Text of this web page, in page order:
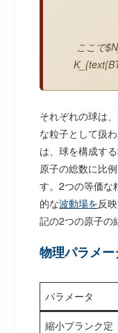
ここで
それぞれの球は
な粒子として扱
は、球を構成す
原子の総数に比
す。2つの等価な
的な波動場を反
記の2つの原子の
物理パラメー
パラメータ
縮小プランク定